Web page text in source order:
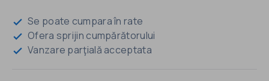
check Se poate cumpara în rate
check Ofera sprijin cumpărătorului
check Vanzare parţială acceptata